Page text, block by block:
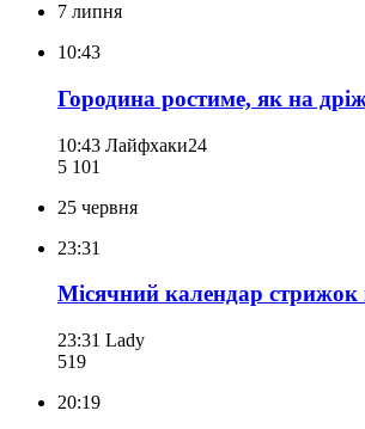
7 липня
10:43
Городина ростиме, як на
10:43 Лайфхаки24
5 101
25 червня
23:31
Місячний календар стрижок
23:31 Lady
519
20:19